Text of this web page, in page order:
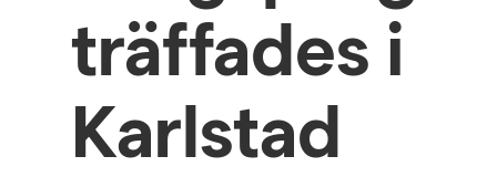
träffades i
Karlstad